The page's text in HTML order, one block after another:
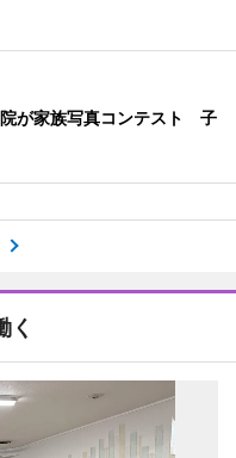
が家族写真コンテスト 子
く